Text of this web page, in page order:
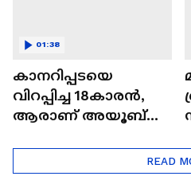
കാനറിപ്പടയെ
വിറപ്പിച്ച 18കാരൻ,
ആരാണ് അയൂബ്
01:38
READ